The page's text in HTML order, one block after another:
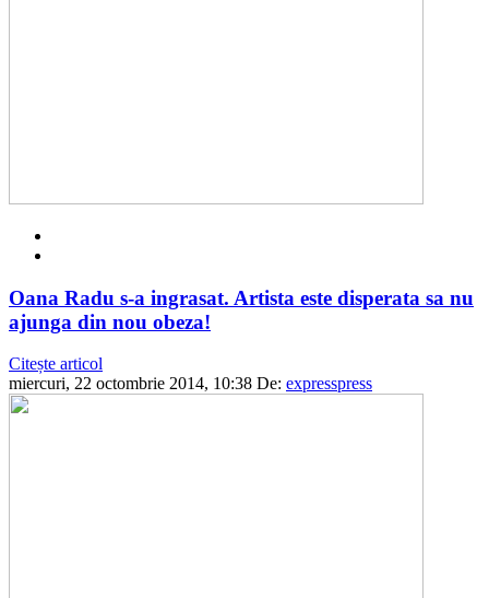
Oana Radu s-a ingrasat. Artista este disperata sa nu
ajunga din nou obeza!
Citește articol
miercuri, 22 octombrie 2014, 10:38 De: expresspress